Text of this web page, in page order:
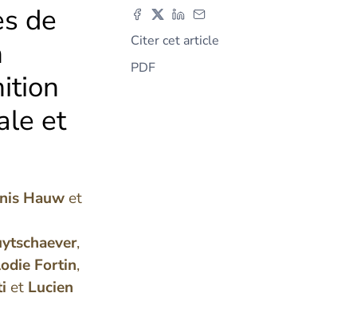
Citer cet article
PDF
de
et
Hauw et
,
Fortin,
et Lucien